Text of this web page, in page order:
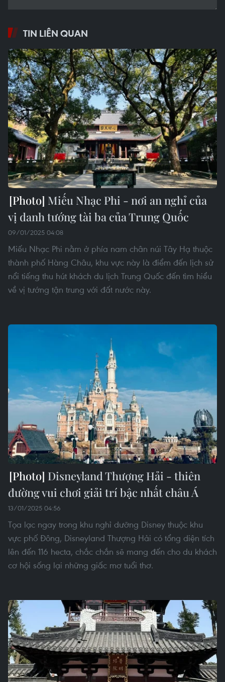
TIN LIÊN QUAN
Miếu Nhạc Phi - nơi an nghỉ của
vị danh tướng tài ba của Trung Quốc
09/01/2025 04:08
Miếu Nhạc Phi nằm ở phía nam chân núi Tây Hạ thuộc
thành phố Hàng Châu, khu vực này là điểm đến lịch sử
nổi tiếng thu hút khách du lịch Trung Quốc đến tìm hiểu
về vị tướng tận trung với đất nước này.
Disneyland Thượng Hải - thiên
đường vui chơi giải trí bậc nhất châu Á
13/01/2025 04:56
Tọa lạc ngay trong khu nghỉ dưỡng Disney thuộc khu
vực phố Đông, Disneyland Thượng Hải có tổng diện tích
lên đến 116 hecta, chắc chắn sẽ mang đến cho du khách
cơ hội sống lại những giấc mơ tuổi thơ.